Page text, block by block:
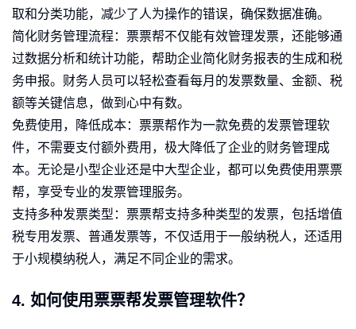
取和分类功能，减少了人为操作的错误，确保数据准确。
简化财务管理流程：票票帮不仅能有效管理发票，还能够通
过数据分析和统计功能，帮助企业简化财务报表的生成和税
务申报。财务人员可以轻松查看每月的发票数量、金额、税
额等关键信息，做到心中有数。
免费使用，降低成本：票票帮作为一款免费的发票管理软
件，不需要支付额外费用，极大降低了企业的财务管理成
本。无论是小型企业还是中大型企业，都可以免费使用票票
帮，享受专业的发票管理服务。
支持多种发票类型：票票帮支持多种类型的发票，包括增值
税专用发票、普通发票等，不仅适用于一般纳税人，还适用
于小规模纳税人，满足不同企业的需求。
4. 如何使用票票帮发票管理软件？